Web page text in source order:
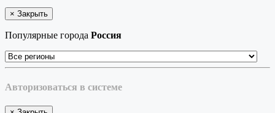
× Закрыть
Популярные города Россия
Авторизоваться в системе